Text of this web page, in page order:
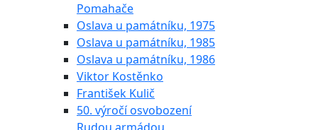
Pomahače
Oslava u památníku, 1975
Oslava u památníku, 1985
Oslava u památníku, 1986
Viktor Kostěnko
František Kulič
50. výročí osvobození